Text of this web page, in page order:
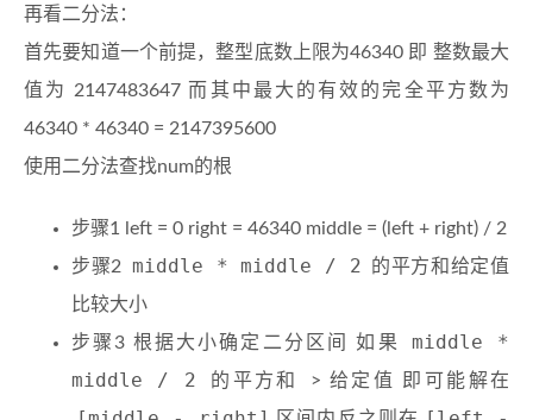
再看二分法：
首先要知道一个前提，整型底数上限为46340 即 整数最大
值为 2147483647 而其中最大的有效的完全平方数为
46340 * 46340 = 2147395600
使用二分法查找num的根
步骤1 left = 0 right = 46340 middle = (left + right) / 2
步骤2
middle * middle / 2
的平方和给定值
比较大小
步骤3 根据大小确定二分区间 如果
middle *
middle / 2 的平方和
> 给定值 即可能解在